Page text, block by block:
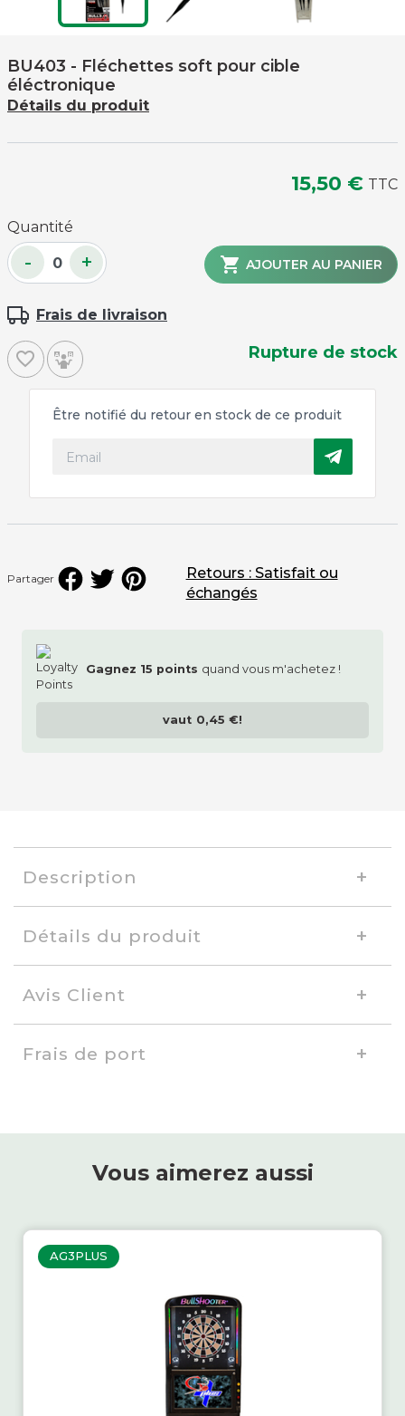
BU403 - Fléchettes soft pour cible
éléctronique
Détails du produit
15,50 € TTC
Quantité
- +  AJOUTER AU PANIER
Frais de livraison
favorite_border Rupture de stock
Être notifié du retour en stock de ce produit
Partager
Gagnez 15 points quand vous m'achetez !
vaut 0,45 €!
Retours : Satisfait ou
échangés
Description
Détails du produit
Avis Client
Frais de port
Vous aimerez aussi
AG3PLUS